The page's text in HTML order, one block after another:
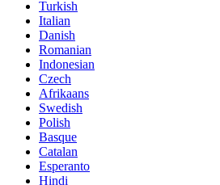
Turkish
Italian
Danish
Romanian
Indonesian
Czech
Afrikaans
Swedish
Polish
Basque
Catalan
Esperanto
Hindi